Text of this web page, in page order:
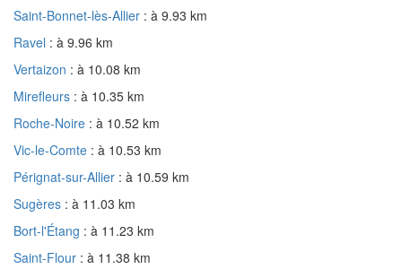
Saint-Bonnet-lès-Allier : à 9.93 km
Ravel : à 9.96 km
Vertaizon : à 10.08 km
Mirefleurs : à 10.35 km
Roche-Noire : à 10.52 km
Vic-le-Comte : à 10.53 km
Pérignat-sur-Allier : à 10.59 km
Sugères : à 11.03 km
Bort-l'Étang : à 11.23 km
Saint-Flour : à 11.38 km